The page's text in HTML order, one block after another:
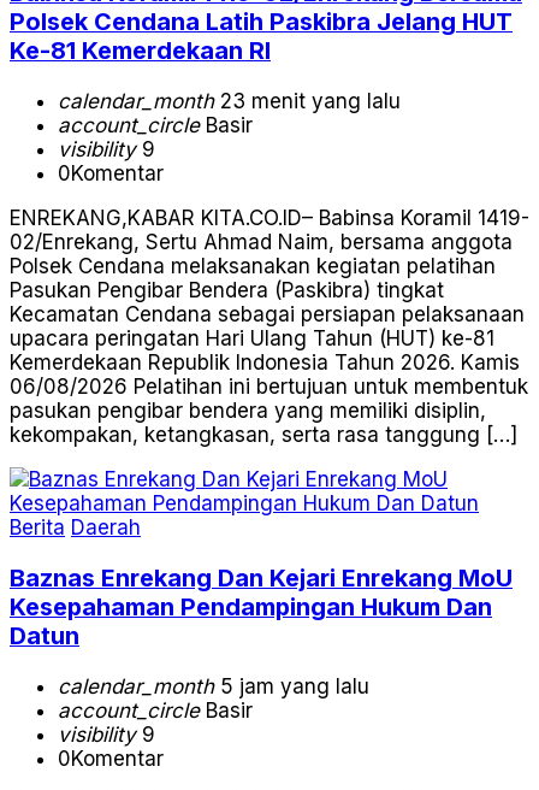
Polsek Cendana Latih Paskibra Jelang HUT
Ke-81 Kemerdekaan RI
calendar_month23 menit yang lalu
account_circleBasir
visibility9
0Komentar
ENREKANG,KABAR KITA.CO.ID– Babinsa Koramil 1419-
02/Enrekang, Sertu Ahmad Naim, bersama anggota
Polsek Cendana melaksanakan kegiatan pelatihan
Pasukan Pengibar Bendera (Paskibra) tingkat
Kecamatan Cendana sebagai persiapan pelaksanaan
upacara peringatan Hari Ulang Tahun (HUT) ke-81
Kemerdekaan Republik Indonesia Tahun 2026. Kamis
06/08/2026 Pelatihan ini bertujuan untuk membentuk
pasukan pengibar bendera yang memiliki disiplin,
kekompakan, ketangkasan, serta rasa tanggung […]
Berita Daerah
Baznas Enrekang Dan Kejari Enrekang MoU
Kesepahaman Pendampingan Hukum Dan
Datun
calendar_month5 jam yang lalu
account_circleBasir
visibility9
0Komentar